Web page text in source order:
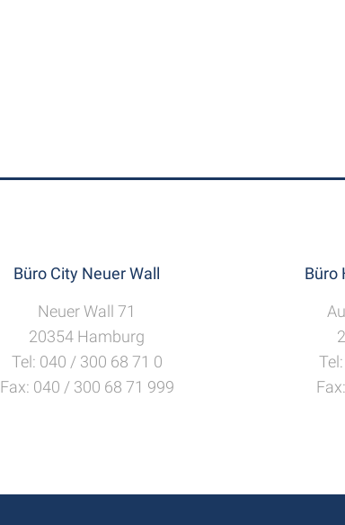
Büro City Neuer Wall
Neuer Wall 71
20354 Hamburg
Tel: 040 / 300 68 71 0
Fax: 040 / 300 68 71 999
Büro